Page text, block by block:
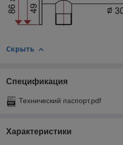
Скрыть
Спецификация
Технический паспорт.pdf
Характеристики